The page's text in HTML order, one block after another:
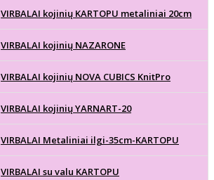
VIRBALAI kojinių KARTOPU metaliniai 20cm
VIRBALAI kojinių NAZARONE
VIRBALAI kojinių NOVA CUBICS KnitPro
VIRBALAI kojinių YARNART-20
VIRBALAI Metaliniai ilgi-35cm-KARTOPU
VIRBALAI su valu KARTOPU